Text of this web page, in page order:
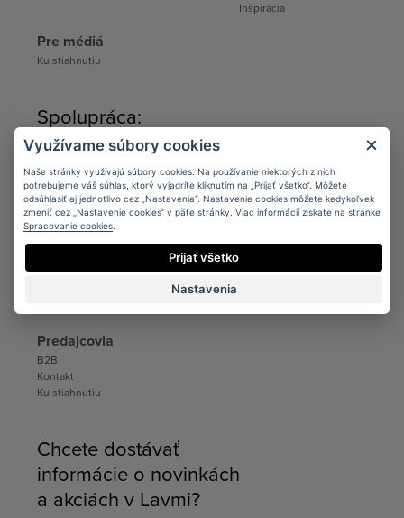
Inšpirácia
Pre médiá
Ku stiahnutiu
Spolupráca:
Architects
Podmienky
Registrácia
Katalógy a vzorkovníky
Ku stiahnutiu
Distribúcia
Predajcovia
B2B
Kontakt
Ku stiahnutiu
Chcete dostávať
informácie o novinkách
a akciách v Lavmi?
Využívame súbory cookies
Naše stránky využívajú súbory cookies. Na používanie niektorých z nich
potrebujeme váš súhlas, ktorý vyjadríte kliknutím na „Prijať všetko“. Môžete
odsúhlasiť aj jednotlivo cez „Nastavenia“. Nastavenie cookies môžete kedykoľvek
zmeniť cez „Nastavenie cookies“ v päte stránky. Viac informácií získate na stránke
Spracovanie cookies
Prijať všetko
Nastavenia